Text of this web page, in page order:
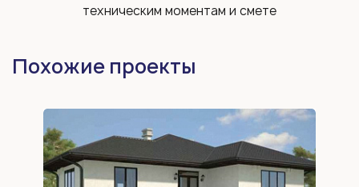
техническим моментам и смете
Похожие проекты